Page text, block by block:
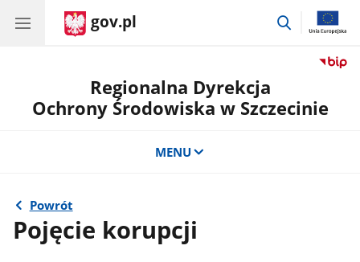
gov.pl
przejdź
Regionalna Dyrekcja
Ochrony Środowiska w Szczecinie
MENU
Powrót
Pojęcie korupcji